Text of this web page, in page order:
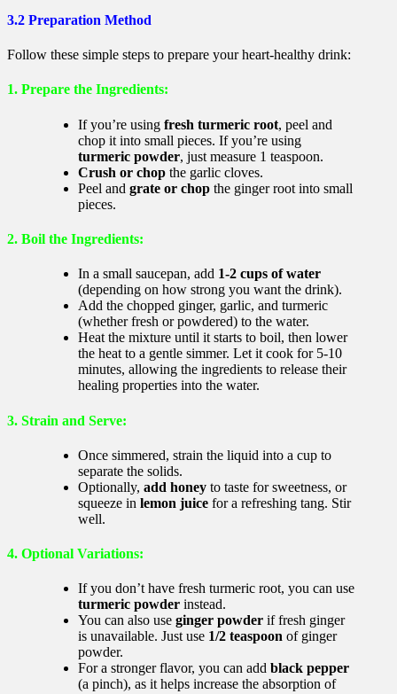
3.2 Preparation Method
Follow these simple steps to prepare your heart-healthy drink:
1. Prepare the Ingredients:
If you’re using fresh turmeric root, peel and
chop it into small pieces. If you’re using
turmeric powder, just measure 1 teaspoon.
Crush or chop the garlic cloves.
Peel and grate or chop the ginger root into small
pieces.
2. Boil the Ingredients:
In a small saucepan, add 1-2 cups of water
(depending on how strong you want the drink).
Add the chopped ginger, garlic, and turmeric
(whether fresh or powdered) to the water.
Heat the mixture until it starts to boil, then lower
the heat to a gentle simmer. Let it cook for 5-10
minutes, allowing the ingredients to release their
healing properties into the water.
3. Strain and Serve:
Once simmered, strain the liquid into a cup to
separate the solids.
Optionally, add honey to taste for sweetness, or
squeeze in lemon juice for a refreshing tang. Stir
well.
4. Optional Variations:
If you don’t have fresh turmeric root, you can use
turmeric powder instead.
You can also use ginger powder if fresh ginger
is unavailable. Just use 1/2 teaspoon of ginger
powder.
For a stronger flavor, you can add black pepper
(a pinch), as it helps increase the absorption of